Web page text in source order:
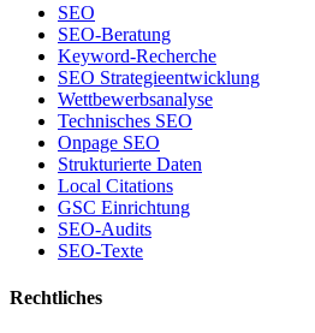
SEO
SEO-Beratung
Keyword-Recherche
SEO Strategieentwicklung
Wettbewerbsanalyse
Technisches SEO
Onpage SEO
Strukturierte Daten
Local Citations
GSC Einrichtung
SEO-Audits
SEO-Texte
Rechtliches